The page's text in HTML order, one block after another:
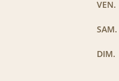
VEN.
SAM.
DIM.